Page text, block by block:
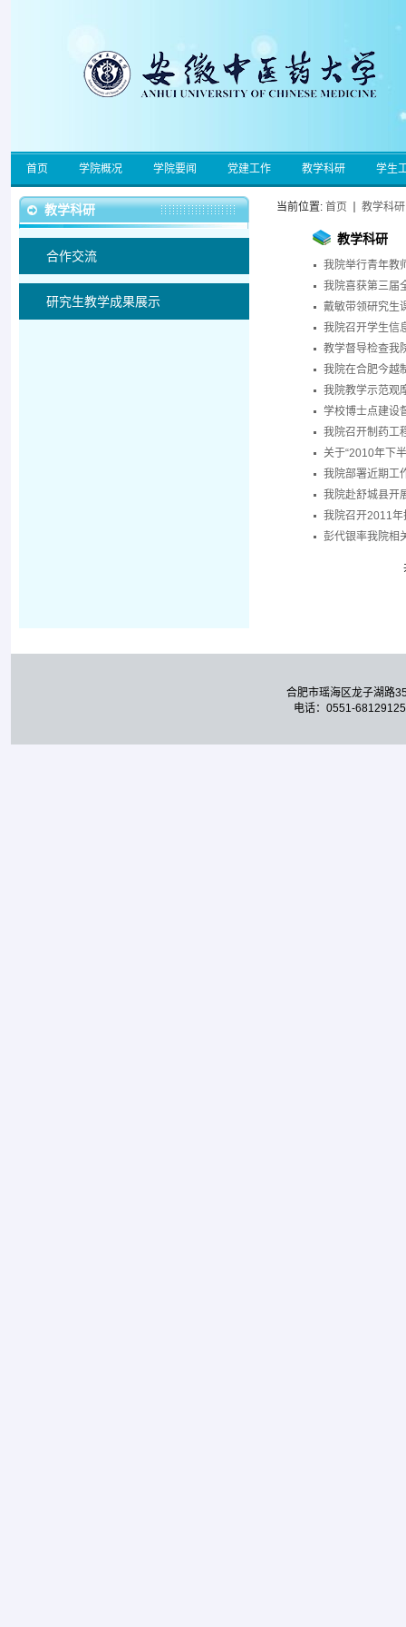
首页 学院概况 学院要闻 党建工作 教学科研 学生
教学科研
合作交流
研究生教学成果展示
当前位置: 首页 教学科研
教学科研
我院举行青年教
我院喜获第三届
戴敏带领研究生
我院召开学生信
教学督导检查我
我院在合肥今越
我院教学示范观
学校博士点建设
我院召开制药工
关于“2010年下
我院部署近期工
我院赴舒城县开
我院召开2011
彭代银率我院相
合肥市瑶海区龙子湖路
电话：0551-